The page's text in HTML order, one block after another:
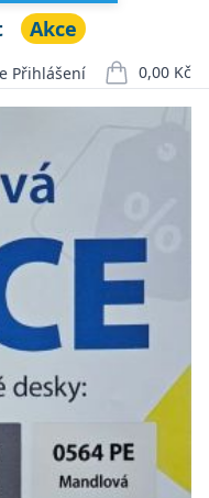
Akce
Přihlášení 0,00 Kč
položek v